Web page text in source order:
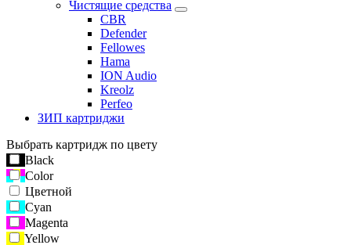
Чистящие средства
CBR
Defender
Fellowes
Hama
ION Audio
Kreolz
Perfeo
ЗИП картриджи
Выбрать картридж по цвету
Black
Color
Цветной
Cyan
Magenta
Yellow